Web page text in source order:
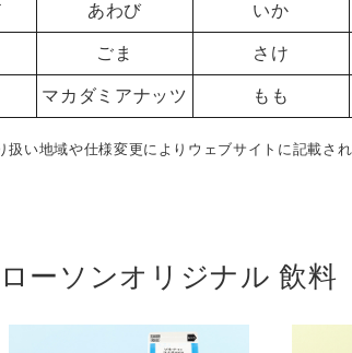
あわび いか
ごま さけ
マカダミアナッツ もも
い地域や仕様変更によりウェブサイトに記載さ
ローソンオリジナル 飲